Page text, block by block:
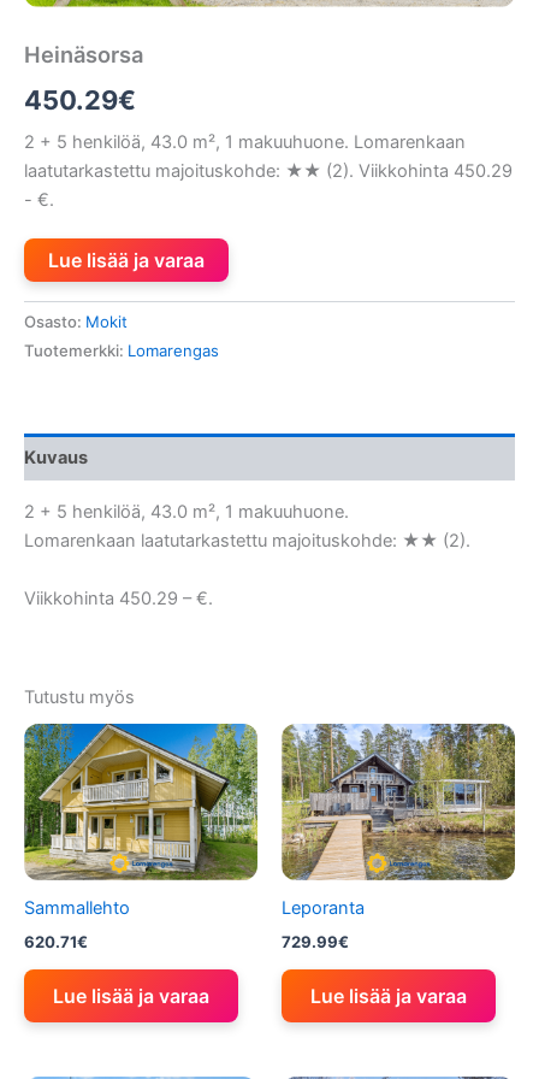
Heinäsorsa
450.29€
2 + 5 henkilöä, 43.0 m², 1 makuuhuone. Lomarenkaan
laatutarkastettu majoituskohde: ★★ (2). Viikkohinta 450.29
- €.
Lue lisää ja varaa
Osasto: Mokit
Tuotemerkki: Lomarengas
Kuvaus
2 + 5 henkilöä, 43.0 m², 1 makuuhuone.
Lomarenkaan laatutarkastettu majoituskohde: ★★ (2).
Viikkohinta 450.29 – €.
Tutustu myös
Sammallehto
620.71€
Lue lisää ja varaa
Leporanta
729.99€
Lue lisää ja varaa